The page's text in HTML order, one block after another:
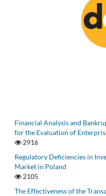
Financial Analysis and
for the Evaluation of
2916
Regulatory Deficiencies in
Market in Poland
2105
The Effectiveness of the